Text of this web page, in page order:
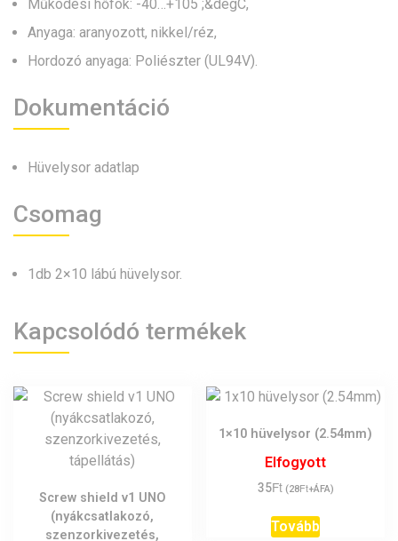
Működési hőfok: -40…+105 ;&degC,
Anyaga: aranyozott, nikkel/réz,
Hordozó anyaga: Poliészter (UL94V).
Dokumentáció
Hüvelysor adatlap
Csomag
1db 2×10 lábú hüvelysor.
Kapcsolódó termékek
Screw shield v1 UNO
(nyákcsatlakozó,
szenzorkivezetés,
1×10 hüvelysor (2.54mm)
Elfogyott
35Ft (28Ft+ÁFA)
Tovább